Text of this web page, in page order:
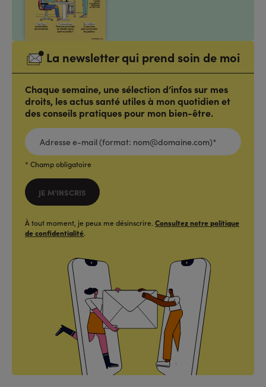
La newsletter qui prend soin de moi
Chaque semaine, une sélection d’infos sur mes
droits, les actus santé utiles à mon quotidien et
des conseils pratiques pour mon bien-être.
ADRESSE
E-
MAIL
(FORMAT:
NOM@DOMAINE.COM)*
* Champ obligatoire
JE M'INSCRIS
À tout moment, je peux me désinscrire. Consultez notre politique
de confidentialité.